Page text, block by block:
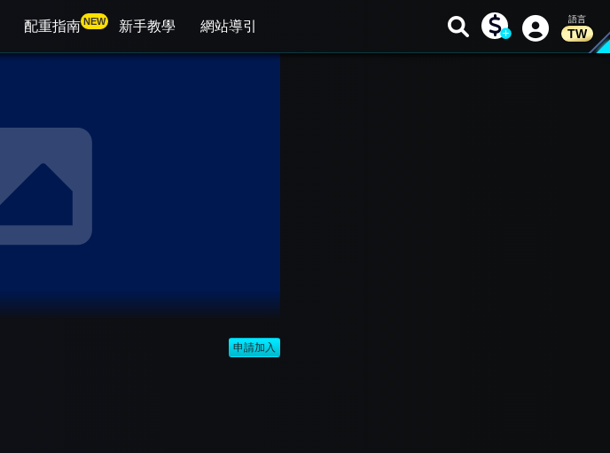
配重指南NEW 新手教學 網站導引 TW
申請加入